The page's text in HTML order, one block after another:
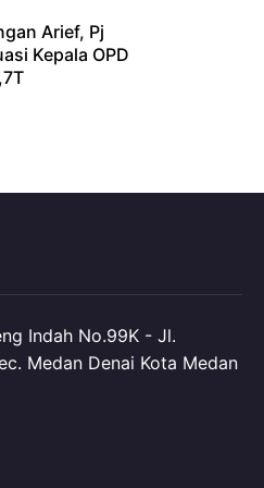
Arief, Pj
Kepala OPD
Indah No.99K - Jl.
Medan Denai Kota Medan